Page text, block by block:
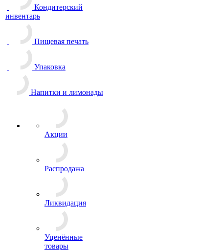
Кондитерский
инвентарь
Пищевая печать
Упаковка
Напитки и лимонады
Акции
Распродажа
Ликвидация
Уценённые
товары